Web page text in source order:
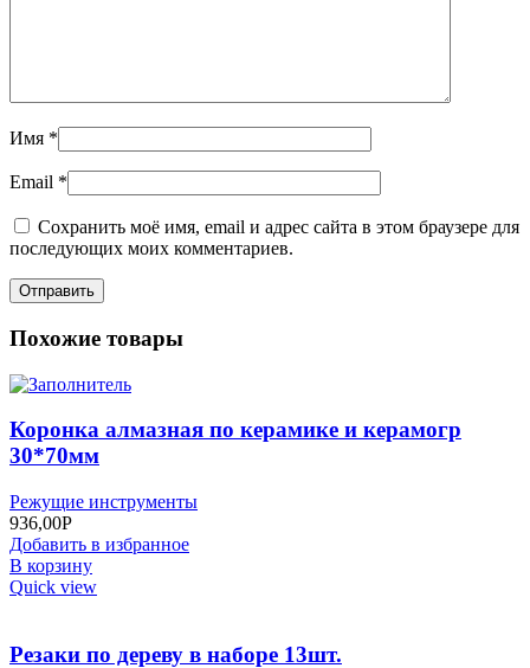
Имя *
Email *
Сохранить моё имя, email и адрес сайта в этом браузере для
последующих моих комментариев.
Похожие товары
Коронка алмазная по керамике и керамогр
30*70мм
Режущие инструменты
936,00Р
Добавить в избранное
В корзину
Quick view
Резаки по дереву в наборе 13шт.